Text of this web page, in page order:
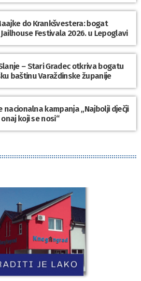
do Krankšvestera: bogat
Festivala 2026. u Lepoglavi
– Stari Gradec otkriva bogatu
baštinu Varaždinske županije
nacionalna kampanja „Najbolji dječji
koji se nosi“